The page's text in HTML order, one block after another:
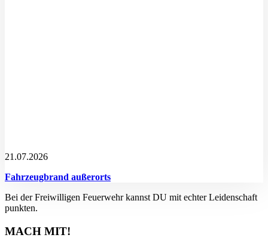
21.07.2026
Fahrzeugbrand außerorts
Bei der Freiwilligen Feuerwehr kannst DU mit echter Leidenschaft
punkten.
MACH MIT!